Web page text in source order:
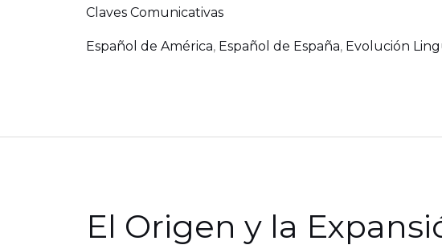
Claves Comunicativas
Español de América, Español de España, Evolución
El Origen y la
El
Origen